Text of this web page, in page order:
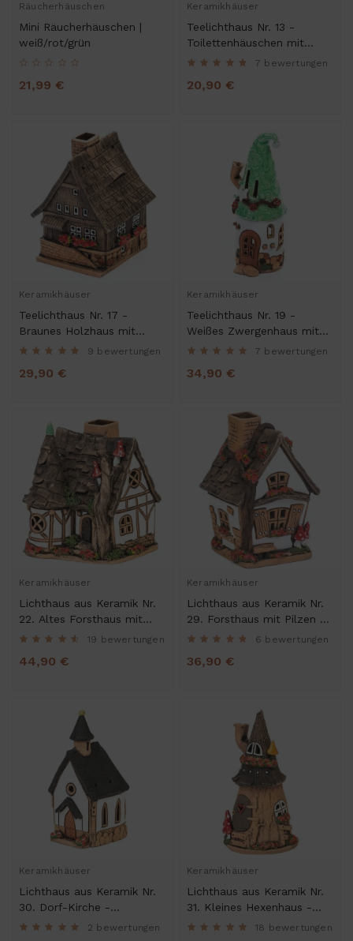
Räucherhäuschen
Mini Räucherhäuschen |
weiß/rot/grün
21,99 €
Keramikhäuser
Teelichthaus Nr. 13 -
Toilettenhäuschen mit
Herztür. Teelichthalter,
Räucherhaus
7 bewertungen
20,90 €
Keramikhäuser
Teelichthaus Nr. 17 -
Braunes Holzhaus mit
kleinen Fenstern.
Duftstövchen und
9 bewertungen
29,90 €
Keramikhäuser
Teelichthaus Nr. 19 -
Weißes Zwergenhaus mit
grünem Dach.
Räucherhaus
7 bewertungen
34,90 €
Keramikhäuser
Lichthaus aus Keramik Nr.
22. Altes Forsthaus mit
Turm - Teelichthalter,
Aromalampe
19 bewertungen
44,90 €
Keramikhäuser
Lichthaus aus Keramik Nr.
29. Forsthaus mit Pilzen -
Teelichthalter, Räucherhaus
6 bewertungen
36,90 €
Keramikhäuser
Lichthaus aus Keramik Nr.
30. Dorf-Kirche -
Teelichthalter, Räucherhaus
2 bewertungen
Keramikhäuser
Lichthaus aus Keramik Nr.
31. Kleines Hexenhaus -
Teelichthalter, Räucherhaus
18 bewertungen